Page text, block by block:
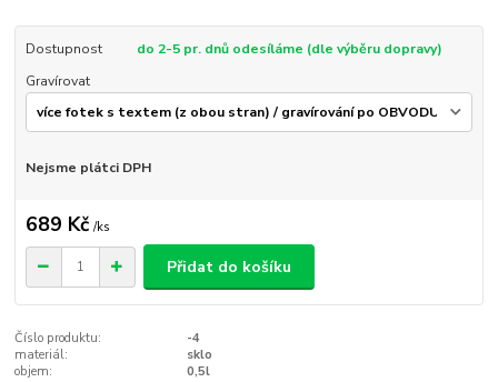
Dostupnost
do 2-5 pr. dnů odesíláme (dle výběru dopravy)
Gravírovat
Nejsme plátci DPH
689 Kč /ks
Přidat do košíku
Číslo produktu:
-4
materiál:
sklo
objem:
0,5l